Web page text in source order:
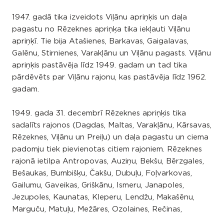
1947. gadā tika izveidots Viļānu apriņķis un daļa
pagastu no Rēzeknes apriņķa tika iekļauti Viļānu
apriņķī. Tie bija Atašienes, Barkavas, Gaigalavas,
Galēnu, Stirnienes, Varakļānu un Viļānu pagasts. Viļānu
apriņķis pastāvēja līdz 1949. gadam un tad tika
pārdēvēts par Viļānu rajonu, kas pastāvēja līdz 1962.
gadam.
1949. gada 31. decembrī Rēzeknes apriņķis tika
sadalīts rajonos (Dagdas, Maltas, Varakļānu, Kārsavas,
Rēzeknes, Viļānu un Preiļu) un daļa pagastu un ciema
padomju tiek pievienotas citiem rajoniem. Rēzeknes
rajonā ietilpa Antropovas, Auziņu, Bekšu, Bērzgales,
Bešaukas, Bumbišķu, Čakšu, Dubuļu, Foļvarkovas,
Gailumu, Gaveikas, Griškānu, Ismeru, Janapoles,
Jezupoles, Kaunatas, Kleperu, Lendžu, Makašēnu,
Marguču, Matuļu, Mežāres, Ozolaines, Rečinas,